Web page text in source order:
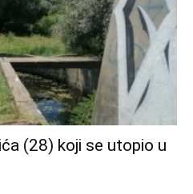
(28) koji se utopio u